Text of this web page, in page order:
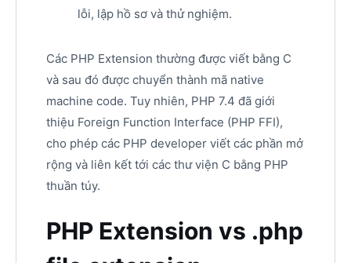
lỗi, lập hồ sơ và thử nghiệm.
Các PHP Extension thường được viết bằng C
và sau đó được chuyển thành mã native
machine code. Tuy nhiên, PHP 7.4 đã giới
thiệu Foreign Function Interface (PHP FFI),
cho phép các PHP developer viết các phần mở
rộng và liên kết tới các thư viện C bằng PHP
thuần túy.
PHP Extension vs .php